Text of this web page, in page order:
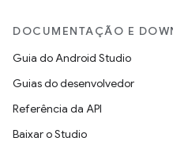
DOCUMENTAÇÃO E
Guia do Android Studio
Guias do desenvolvedor
Referência da API
Baixar o Studio